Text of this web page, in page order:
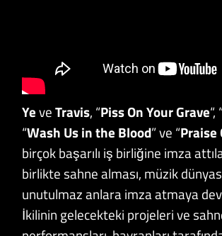
YeveTravis, “Piss On Your Grave“,
“Wash Us in the Blood” ve “Praise
birçok başarılı iş birliğine imza
birlikte sahne alması, müzik
unutulmaz anlara imza atmaya
İkilinin gelecekteki projeleri ve